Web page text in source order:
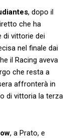
, dopo il
che ha
di vittorie dei
nel finale dai
il Racing aveva
che resta a
affronterà in
di vittoria la terza
, a Prato, e